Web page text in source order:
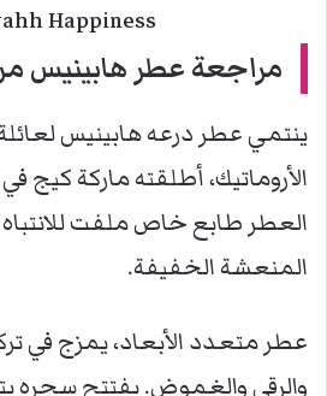
Happiness
مراجعة عطر هابينيس
ينتمي عطر درعه هابينيس
العطر طابع خاص ملفت
المنعشة الخفيفة.
عطر متعدد الأبعاد، يمزج في
والرقي والغموض. يفتتح سحره